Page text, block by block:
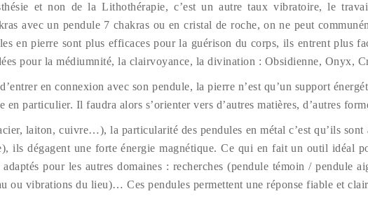
et non de la Lithothérapie, c’est un autre taux vibratoire, le
avec un pendule 7 chakras ou en cristal de roche, on ne peut
en pierre sont plus efficaces pour la guérison du corps, ils entrent plus
pour la médiumnité, la clairvoyance, la divination : Obsidienne, Onyx,
en connexion avec son pendule, la pierre n’est qu’un support
en particulier. Il faudra alors s’orienter vers d’autres matières, d’autres
laiton, cuivre…), la particularité des pendules en métal c’est qu’ils sont
ils dégagent une forte énergie magnétique. Ce qui en fait un outil idéal
pour les autres domaines : recherches (pendule témoin /
ou vibrations du lieu)… Ces pendules permettent une réponse fiable et